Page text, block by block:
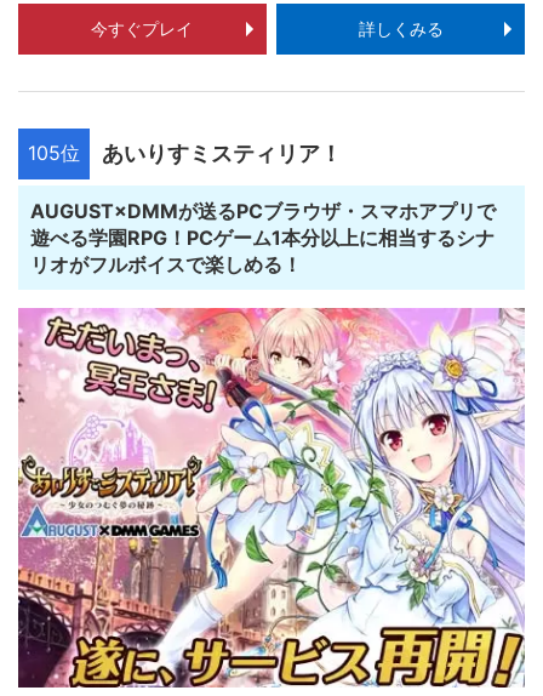
今すぐプレイ 詳しくみる
105位 あいりすミスティリア！
AUGUST×DMMが送るPCブラウザ・スマホアプリで
遊べる学園RPG！PCゲーム1本分以上に相当するシナ
リオがフルボイスで楽しめる！